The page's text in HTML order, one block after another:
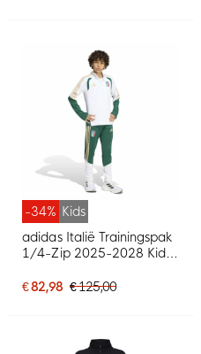
-34% Kids
adidas Italië Trainingspak
1/4-Zip 2025-2028 Kids
€ 82,98 € 125,00